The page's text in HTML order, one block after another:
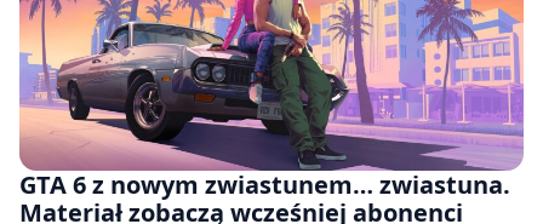
GTA 6 z nowym zwiastunem… zwiastuna.
Materiał zobaczą wcześniej abonenci